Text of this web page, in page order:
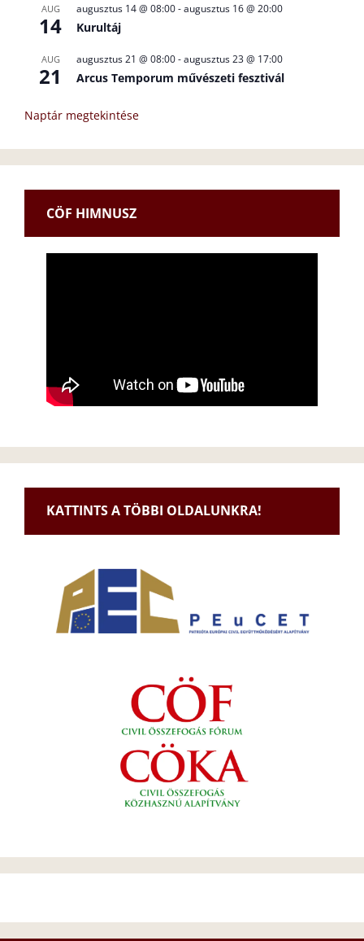
AUG
14
augusztus 14 @ 08:00-augusztus 16 @ 20:00
Kurultáj
AUG
21
augusztus 21 @ 08:00-augusztus 23 @ 17:00
Arcus Temporum művészeti fesztivál
Naptár megtekintése
CÖF HIMNUSZ
KATTINTS A TÖBBI OLDALUNKRA!